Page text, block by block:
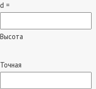
d =
Высота
Точная